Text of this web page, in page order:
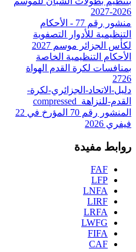
2026-2027
منشور رقم 77 - الأحكام
التنظيمية للأدوار التصفوية
لكأس الجزائر موسم 2027
الأحكام التنظيمية الخاصة
بمنافسات لكرة القدم الهواة
2726
دليل-الاتحاد-الجزائري-لكرة-
القدم-للنزاهة_compressed
المنشور رقم 70 المؤرخ في 22
فيفري 2026
روابط مفيدة
FAF
LFP
LNFA
LIRF
LRFA
LWFG
FIFA
CAF